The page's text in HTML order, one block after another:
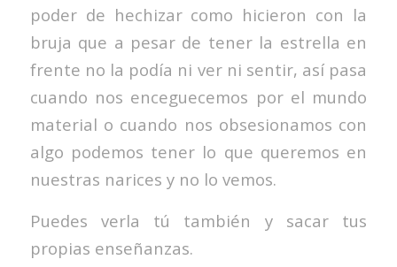
poder de hechizar como hicieron con la
bruja que a pesar de tener la estrella en
frente no la podía ni ver ni sentir, así pasa
cuando nos enceguecemos por el mundo
material o cuando nos obsesionamos con
algo podemos tener lo que queremos en
nuestras narices y no lo vemos.
Puedes verla tú también y sacar tus
propias enseñanzas.